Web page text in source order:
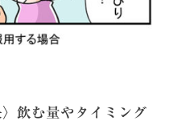
飲む量やタイミング